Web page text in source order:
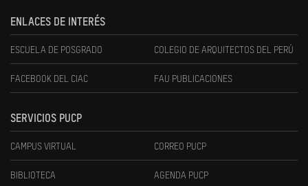
ENLACES DE INTERÉS
ESCUELA DE POSGRADO COLEGIO DE ARQUITECTOS DEL PERÚ
FACEBOOK DEL CIAC FAU PUBLICACIONES
SERVICIOS PUCP
CAMPUS VIRTUAL CORREO PUCP
BIBLIOTECA AGENDA PUCP